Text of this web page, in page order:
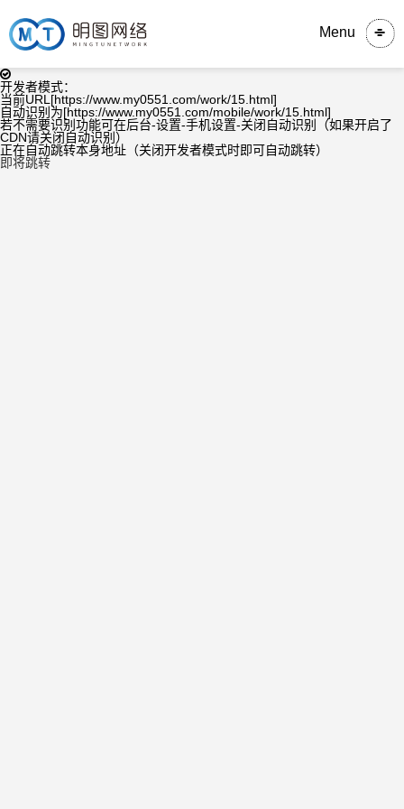
Menu
开发者模式：
当前URL[https://www.my0551.com/work/15.html]
自动识别为[https://www.my0551.com/mobile/work/15.html]
若不需要识别功能可在后台-设置-手机设置-关闭自动识别（如果开启了
CDN请关闭自动识别）
正在自动跳转本身地址（关闭开发者模式时即可自动跳转）
即将跳转